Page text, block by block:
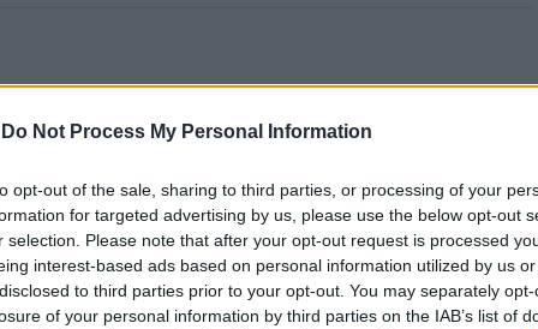
Do Not Process My Personal Information
opt-out of the sale, sharing to third parties, or processing of your
for targeted advertising by us, please use the below opt-out
selection. Please note that after your opt-out request is processed
interest-based ads based on personal information utilized by us
to third parties prior to your opt-out. You may separately
of your personal information by third parties on the IAB’s list of
2026” regressou ao
do francês Luca Van